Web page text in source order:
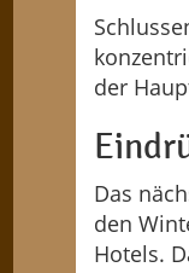
der
Das
den
Hotels.